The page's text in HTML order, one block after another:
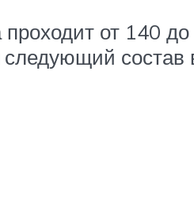
проходит от 140
следующий состав